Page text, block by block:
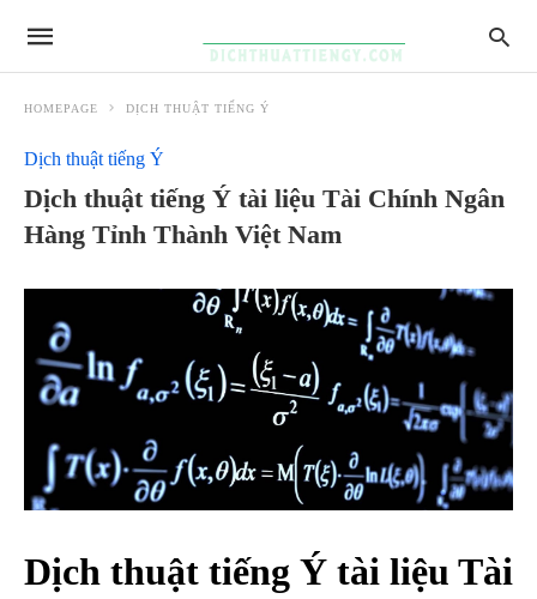
HOMEPAGE DỊCH THUẬT TIẾNG Ý
Dịch thuật tiếng Ý
Dịch thuật tiếng Ý tài liệu Tài Chính Ngân
Hàng Tỉnh Thành Việt Nam
Dịch thuật tiếng Ý tài liệu Tài